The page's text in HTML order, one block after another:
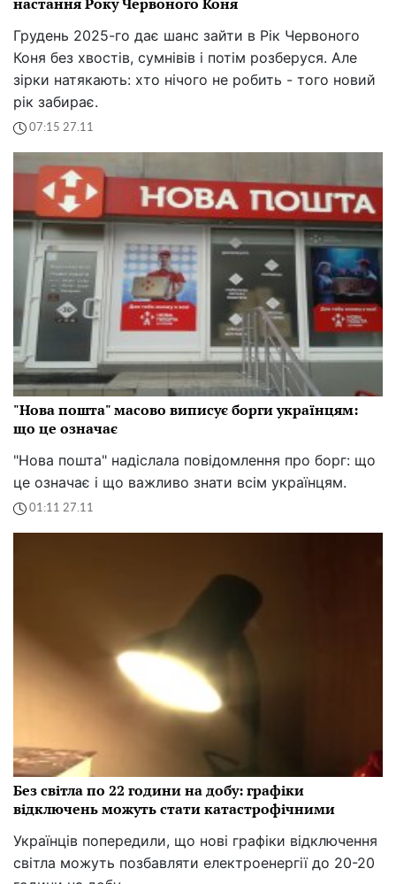
Грудень 2025-го дає шанс зайти в Рік Червоного
Коня без хвостів, сумнівів і потім розберуся. Але
зірки натякають: хто нічого не робить - того новий
рік забирає.
07:15 27.11
"Нова пошта" масово виписує борги українцям:
що це означає
"Нова пошта" надіслала повідомлення про борг: що
це означає і що важливо знати всім українцям.
01:11 27.11
Без світла по 22 години на добу: графіки
відключень можуть стати катастрофічними
Українців попередили, що нові графіки відключення
світла можуть позбавляти електроенергії до 20-20